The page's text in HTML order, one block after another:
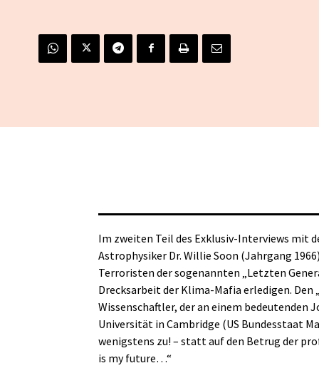
Im zweiten Teil des Exklusiv-Interviews mit
Astrophysiker Dr. Willie Soon (Jahrgang
Terroristen der sogenannten „Letzten
Drecksarbeit der Klima-Mafia erledigen.
Wissenschaftler, der an einem
Universität in Cambridge (US Bundesstaat
wenigstens zu! – statt auf den Betrug der
is my future…“